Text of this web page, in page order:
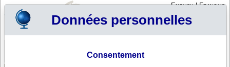
English|Français
Votre panier est vide
Données personnelles
Consentement